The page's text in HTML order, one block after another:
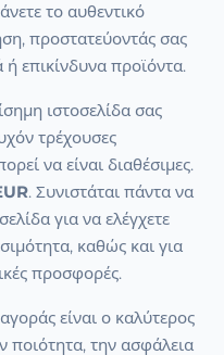
το αυθεντικό
προστατεύοντάς σας
επικίνδυνα προϊόντα.
ιστοσελίδα σας
τρέχουσες
να είναι διαθέσιμες.
. Συνιστάται πάντα να
για να ελέγχετε
καθώς και για
προσφορές.
είναι ο καλύτερος
ποιότητα, την ασφάλεια